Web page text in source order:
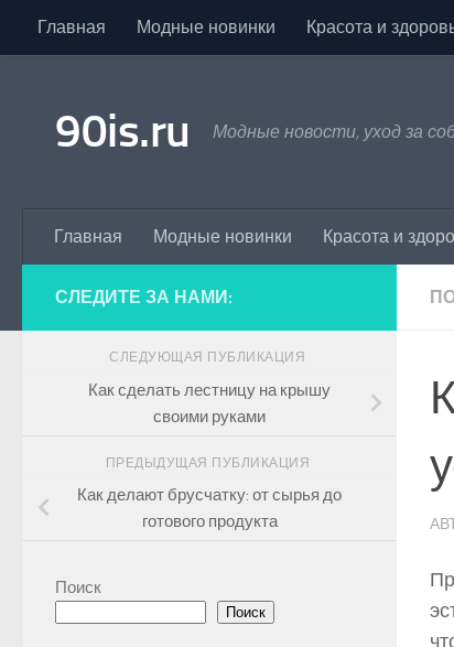
Skip to content
Главная Модные новинки Красота и
90is.ru Модные новости, уход за
Главная Модные новинки Красота и
СЛЕДИТЕ ЗА НАМИ:
СЛЕДУЮЩАЯ ПУБЛИКАЦИЯ
Как сделать лестницу на крышу
своими руками
ПРЕДЫДУЩАЯ ПУБЛИКАЦИЯ
Как делают брусчатку: от сырья до
готового продукта
Поиск
Поиск